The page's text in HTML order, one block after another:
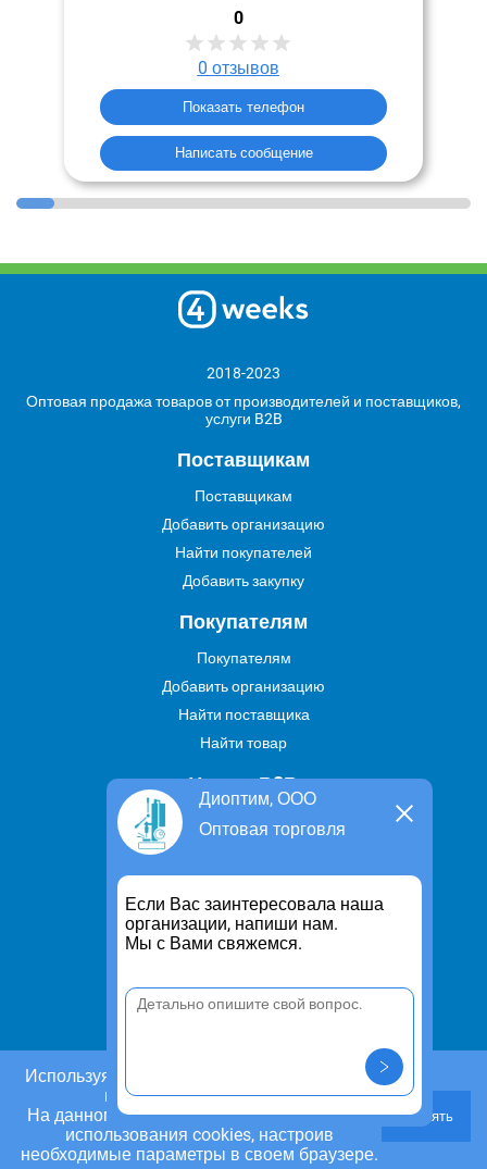
0
0 отзывов
Показать телефон
Написать сообщение
Диоптим, ООО
Оптовая торговля
Если Вас заинтересовала наша
организации, напиши нам.
Мы с Вами свяжемся.
Используя этот сайт, Вы даете согласие на
использование cookies.
На данном этапе Вы можете отказаться от
использования cookies, настроив
необходимые параметры в своем браузере.
Принять
2018-2023
Оптовая продажа товаров от производителей и поставщиков,
услуги B2B
Поставщикам
Поставщикам
Добавить организацию
Найти покупателей
Добавить закупку
Покупателям
Покупателям
Добавить организацию
Найти поставщика
Найти товар
Услуги В2В
Найти услугу
Предложить свою услугу
Дропшиппинг
Транспортные услуги
Информация
Политика конфиденциальности
Контакты